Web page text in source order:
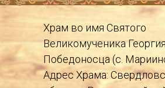
Храм во имя Святого
Великомученика
Победоносца (с.
Адрес Храма: